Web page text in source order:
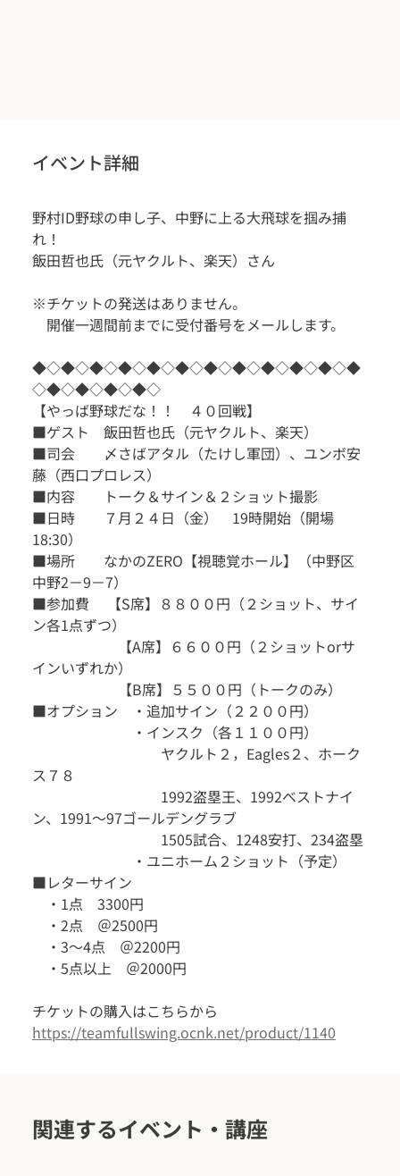
イベント詳細
野村ID野球の申し子、中野に上る大飛球を掴み捕
れ！
飯田哲也氏（元ヤクルト、楽天）さん
※チケットの発送はありません。
開催一週間前までに受付番号をメールします。
◆◇◆◇◆◇◆◇◆◇◆◇◆◇◆◇◆◇◆◇◆◇◆
◇◆◇◆◇◆◇◆◇
【やっば野球だな！！　４０回戦】
■ゲスト　飯田哲也氏（元ヤクルト、楽天）
■司会　　〆さばアタル（たけし軍団）、ユンボ安
藤（西口プロレス）
■内容　　トーク＆サイン＆２ショット撮影
■日時　　７月２４日（金）　19時開始（開場
18:30）
■場所　　なかのZERO【視聴覚ホール】（中野区
中野2－9－7）
■参加費　 【S席】８８００円（２ショット、サイ
ン各1点ずつ）
【A席】６６００円（２ショットorサ
インいずれか）
【B席】５５００円（トークのみ）
■オプション　・追加サイン（２２００円）
・インスク（各１１００円）
ヤクルト２，Eagles２、ホーク
ス７８
1992盗塁王、1992ベストナイ
ン、1991〜97ゴールデングラブ
1505試合、1248安打、234盗塁
・ユニホーム２ショット（予定）
■レターサイン
・1点　3300円
・2点　＠2500円
・3〜4点　＠2200円
・5点以上　＠2000円
チケットの購入はこちらから
https://teamfullswing.ocnk.net/product/1140
関連するイベント・講座